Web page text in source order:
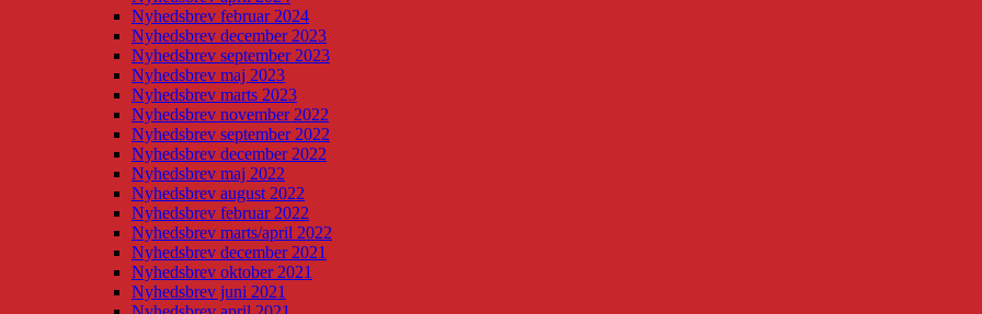
Nyhedsbrev februar 2024
Nyhedsbrev december 2023
Nyhedsbrev september 2023
Nyhedsbrev maj 2023
Nyhedsbrev marts 2023
Nyhedsbrev november 2022
Nyhedsbrev september 2022
Nyhedsbrev december 2022
Nyhedsbrev maj 2022
Nyhedsbrev august 2022
Nyhedsbrev februar 2022
Nyhedsbrev marts/april 2022
Nyhedsbrev december 2021
Nyhedsbrev oktober 2021
Nyhedsbrev juni 2021